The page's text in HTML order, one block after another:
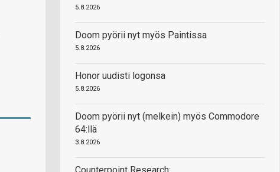
5.8.2026
Doom pyörii nyt myös Paintissa
5.8.2026
Honor uudisti logonsa
5.8.2026
Doom pyörii nyt (melkein) myös Commodore
64:llä
3.8.2026